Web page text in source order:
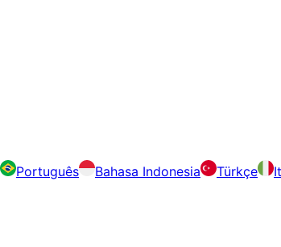
Português Bahasa Indonesia Türkçe